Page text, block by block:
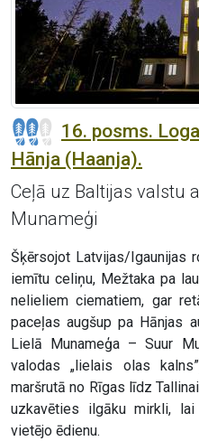
16. posms.
Hānja (Haanja).
Ceļā uz Baltijas valstu
Munameģi
Šķērsojot Latvijas/Igaunijas
iemītu celiņu, Mežtaka pa
nelieliem ciematiem, gar
paceļas augšup pa Hānjas
Lielā Munameģa – Suur
valodas „lielais olas
maršrutā no Rīgas līdz
uzkavēties ilgāku mirkli,
vietējo ēdienu.